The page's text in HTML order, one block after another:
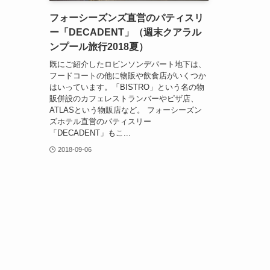
フォーシーズンズ直営のパティスリ
ー「DECADENT」（週末クアラル
ンプール旅行2018夏）
既にご紹介したロビンソンデパート地下は、
フードコートの他に物販や飲食店がいくつか
はいっています。「BISTRO」という名の物
販併設のカフェレストランバーやピザ店、
ATLASという物販店など。 フォーシーズン
ズホテル直営のパティスリー
「DECADENT」もこ...
2018-09-06